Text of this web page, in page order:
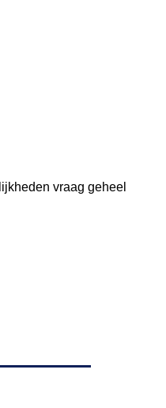
vraag geheel